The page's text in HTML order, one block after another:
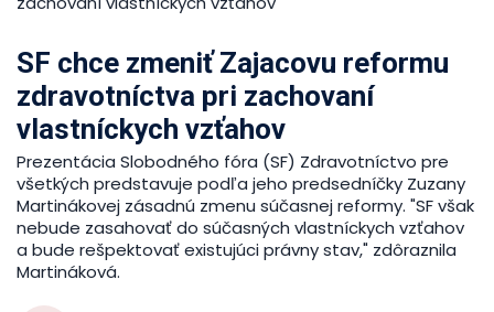
SF chce zmeniť Zajacovu reformu
zdravotníctva pri zachovaní
vlastníckych vzťahov
Prezentácia Slobodného fóra (SF) Zdravotníctvo pre
všetkých predstavuje podľa jeho predsedníčky Zuzany
Martinákovej zásadnú zmenu súčasnej reformy. "SF však
nebude zasahovať do súčasných vlastníckych vzťahov
a bude rešpektovať existujúci právny stav," zdôraznila
Martináková.